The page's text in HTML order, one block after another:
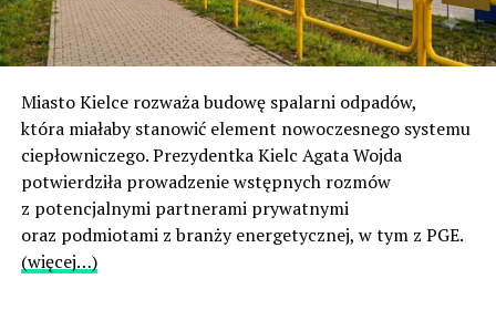
Miasto Kielce rozważa budowę spalarni odpadów,
która miałaby stanowić element nowoczesnego systemu
ciepłowniczego. Prezydentka Kielc Agata Wojda
potwierdziła prowadzenie wstępnych rozmów
z potencjalnymi partnerami prywatnymi
oraz podmiotami z branży energetycznej, w tym z PGE.
(więcej…)